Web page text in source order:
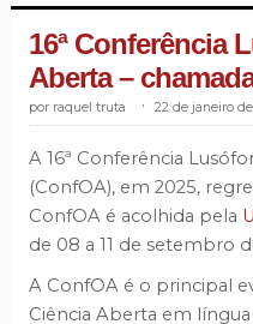
16ª Conferência
Aberta –
raquel truta 22 de janeiro
A 16ª Conferência
(ConfOA), em 2025,
ConfOA é acolhida pela
de 08 a 11 de setembro
A ConfOA é o principal
Ciência Aberta em